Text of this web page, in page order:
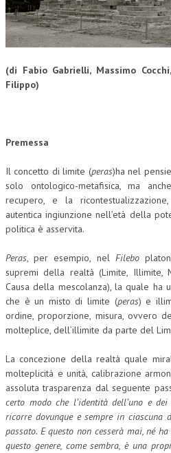
ARCHIVIO CORSI 2015
DIVENTA SOCIO
LA RIVISTA
COMITATO SCIENTIFICO
COMITATO EDITORIALE
REDAZIONE
PEER REVIEW
AUTORI
COLLABORA CON NOI
ECONOMIA
ECONOMIA DELL’ARTE
INTERNAZIONALIZZAZIONE
HUMAN RESOURCES
RISORSE UMANE
(di Fabio Gabrielli, Massimo
Filippo)
Premessa
Il concetto di limite (peras)ha nel
solo ontologico-metafisica, ma
recupero, e la
autentica ingiunzione nell’età della
politica è asservita.
Peras, per esempio, nel Filebo
supremi della realtà (Limite, Illimite,
Causa della mescolanza), la quale ha
che è un misto di limite (peras) e
ordine, proporzione, misura, ovvero
molteplice, dell’illimite da parte del
La concezione della realtà quale
molteplicità e unità, calibrazione
assoluta trasparenza dal seguente
certo modo che l’identità dell’uno e
ricorre dovunque e sempre in ciascuna
passato. E questo non cesserà mai, né
questo genere, come sembra, è una